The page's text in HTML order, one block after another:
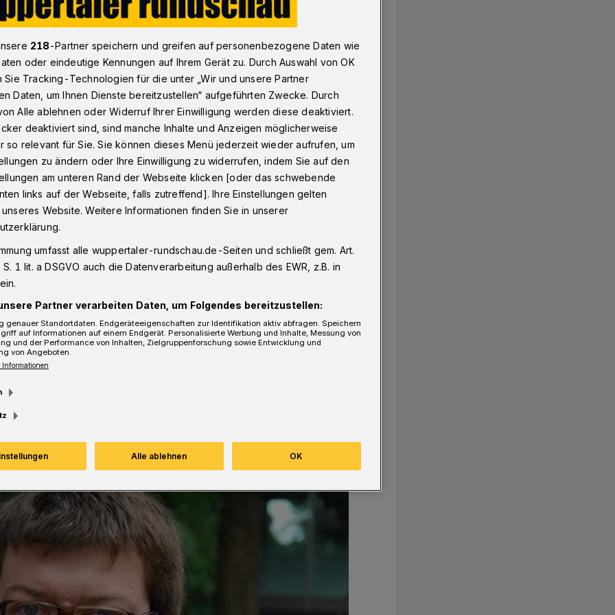
Prangerkotten für Pkw wieder frei
für Pkw
an der seit dem Juli-
im Morsbachtal sind
Dienstag (21. Dezember 2021)
Ende September Fußgängerinnen
Überquerung ermöglichte, wieder
218-Partner speichern und greifen auf personenbezogene Daten wie
oder eindeutige Kennungen auf Ihrem Gerät zu. Durch Auswahl von OK
Sie Tracking-Technologien für die unter „Wir und unsere Partner
Daten, um Ihnen Dienste bereitzustellen“ aufgeführten Zwecke. Durch
Alle ablehnen oder Widerruf Ihrer Einwilligung werden diese deaktiviert.
deaktiviert sind, sind manche Inhalte und Anzeigen möglicherweise
so relevant für Sie. Sie können dieses Menü jederzeit wieder aufrufen, um
zu ändern oder Ihre Einwilligung zu widerrufen, indem Sie auf den
am unteren Rand der Webseite klicken [oder das schwebende
links auf der Webseite, falls zutreffend]. Ihre Einstellungen gelten
Website. Weitere Informationen finden Sie in unserer
umfasst alle wuppertaler-rundschau.de-Seiten und schließt gem. Art.
1 lit. a DSGVO auch die Datenverarbeitung außerhalb des EWR, z.B. in
Partner verarbeiten Daten, um Folgendes bereitzustellen:
genauer Standortdaten. Endgeräteeigenschaften zur Identifikation aktiv abfragen. Speichern
auf Informationen auf einem Endgerät. Personalisierte Werbung und Inhalte, Messung von
und der Performance von Inhalten, Zielgruppenforschung sowie Entwicklung und
von Angeboten.
Alle ablehnen OK